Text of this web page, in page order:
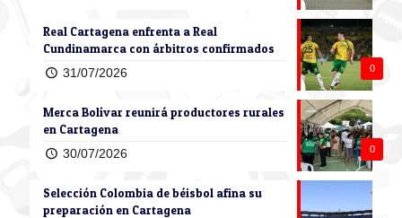
0
Real Cartagena enfrenta a Real
Cundinamarca con árbitros confirmados
31/07/2026
0
Merca Bolívar reunirá productores rurales
en Cartagena
30/07/2026
Selección Colombia de béisbol afina su
preparación en Cartagena